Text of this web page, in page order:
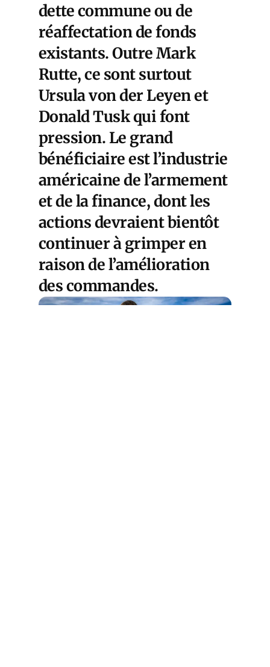
dette commune ou de
réaffectation de fonds
existants. Outre Mark
Rutte, ce sont surtout
Ursula von der Leyen et
Donald Tusk qui font
pression. Le grand
bénéficiaire est l’industrie
américaine de l’armement
et de la finance, dont les
actions devraient bientôt
continuer à grimper en
raison de l’amélioration
des commandes.